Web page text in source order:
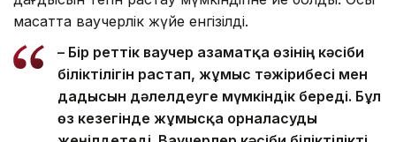
мақсатта ваучерлік жүйе енгізілді.
– Бір реттік ваучер азаматқа өзінің кәсіби
біліктілігін растап, жұмыс тәжірибесі мен
дағдысын дәлелдеуге мүмкіндік береді. Бұл
өз кезегінде жұмысқа орналасуды